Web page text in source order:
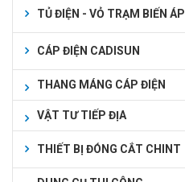
TỦ ĐIỆN - VỎ TRẠM BIẾN ÁP
CÁP ĐIỆN CADISUN
THANG MÁNG CÁP ĐIỆN
VẬT TƯ TIẾP ĐỊA
THIẾT BỊ ĐÓNG CẮT CHINT